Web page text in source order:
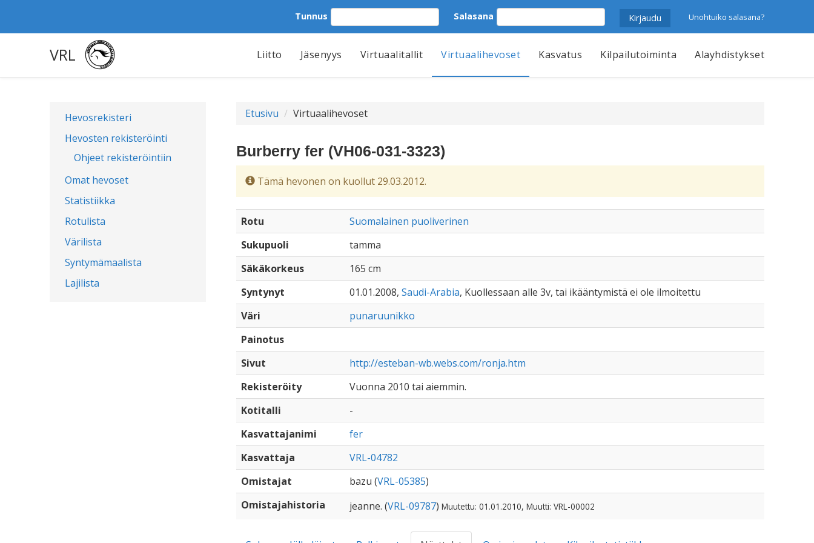
Tunnus Salasana Unohtuiko salasana?
VRL Liitto Jäsenyys Virtuaalitallit Virtuaalihevoset Kasvatus Kilpailutoiminta Alayhdistykset
Hevosrekisteri
Hevosten rekisteröinti
Ohjeet rekisteröintiin
Omat hevoset
Statistiikka
Rotulista
Värilista
Syntymämaalista
Lajilista
Etusivu Virtuaalihevoset
Burberry fer (VH06-031-3323)
Tämä hevonen on kuollut 29.03.2012.
Rotu
Suomalainen puoliverinen
Sukupuoli
tamma
Säkäkorkeus
165 cm
Syntynyt
01.01.2008, Saudi-Arabia, Kuollessaan alle 3v, tai ikääntymistä ei ole ilmoitettu
Väri
punaruunikko
Painotus
Sivut
http://esteban-wb.webs.com/ronja.htm
Rekisteröity
Vuonna 2010 tai aiemmin.
Kotitalli
-
Kasvattajanimi
fer
Kasvattaja
VRL-04782
Omistajat
bazu (VRL-05385)
Omistajahistoria
jeanne. (VRL-09787) Muutettu: 01.01.2010, Muutti: VRL-00002